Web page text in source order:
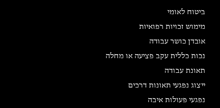
ביטוח לאומי
מימוש זכויות רפואיות
אובדן כושר עבודה
נכות כללית עקב פציעה או מחלה
תאונת עבודה
ייצוג נפגעי תאונות דרכים
נפגעי פעולות איבה